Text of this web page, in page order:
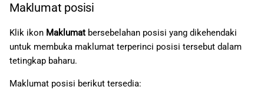
Maklumat posisi
Klik ikon Maklumat bersebelahan posisi yang dikehendaki
untuk membuka maklumat terperinci posisi tersebut dalam
tetingkap baharu.
Maklumat posisi berikut tersedia: